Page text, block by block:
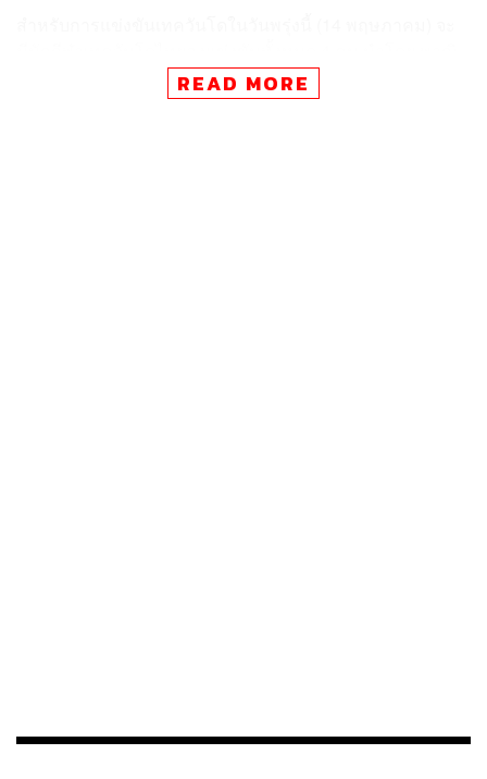
ภัค วงศ์พัฒนกิจ รุ่น 49 กิโลกรัมหญิง, ศศิกานต์ ทองจันทร์
รุ่น 62 กิโลกรัมหญิง, ธนกฤต ยอดรักษ์ รุ่น 58 กิโลกรัมชาย
READ MORE